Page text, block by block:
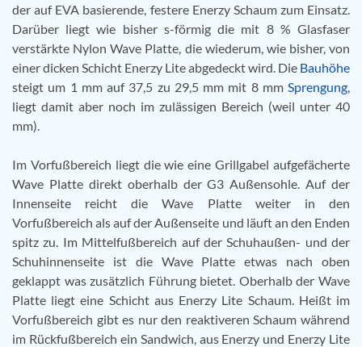
der auf EVA basierende, festere Enerzy Schaum zum Einsatz.
Darüber liegt wie bisher s-förmig die mit 8 % Glasfaser
verstärkte Nylon Wave Platte, die wiederum, wie bisher, von
einer dicken Schicht Enerzy Lite abgedeckt wird. Die Bauhöhe
steigt um 1 mm auf 37,5 zu 29,5 mm mit 8 mm Sprengung,
liegt damit aber noch im zulässigen Bereich (weil unter 40
mm).
Im Vorfußbereich liegt die wie eine Grillgabel aufgefächerte
Wave Platte direkt oberhalb der G3 Außensohle. Auf der
Innenseite reicht die Wave Platte weiter in den
Vorfußbereich als auf der Außenseite und läuft an den Enden
spitz zu. Im Mittelfußbereich auf der Schuhaußen- und der
Schuhinnenseite ist die Wave Platte etwas nach oben
geklappt was zusätzlich Führung bietet. Oberhalb der Wave
Platte liegt eine Schicht aus Enerzy Lite Schaum. Heißt im
Vorfußbereich gibt es nur den reaktiveren Schaum während
im Rückfußbereich ein Sandwich, aus Enerzy und Enerzy Lite